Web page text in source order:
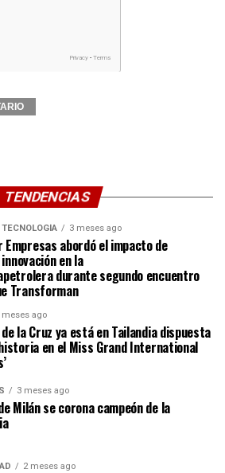
TENDENCIAS
3 meses ago
abordó el impacto de
en la
durante segundo encuentro
Transforman
meses ago
la Cruz ya está en Tailandia dispuesta
en el Miss Grand International
3 meses ago
Milán se corona campeón de la
2 meses ago